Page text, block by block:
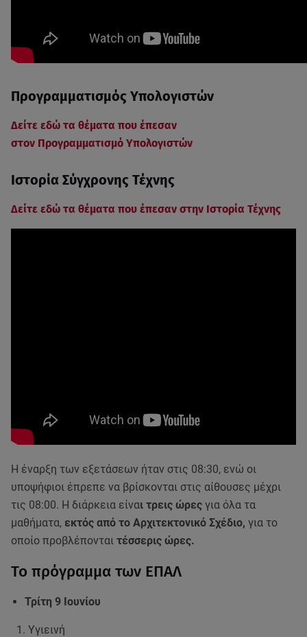
Προγραμματισμός Υπολογιστών
Δείτε εδώ τα θέματα που έπεσαν
στον Προγραμματισμό Υπολογιστών
Ιστορία Σύγχρονης Τέχνης
Δείτε εδώ τα θέματα που έπεσαν στην Ιστορία Τέχνης
Η έναρξη των εξετάσεων ήταν στις 08:30, ενώ οι
υποψήφιοι έπρεπε να βρίσκονται στις αίθουσες μέχρι
τις 08:00. Η διάρκεια είναι τρεις ώρες για όλα τα
μαθήματα, εκτός από το Αρχιτεκτονικό Σχέδιο, για το
οποίο προβλέπονται τέσσερις ώρες.
Το πρόγραμμα των ΕΠΑΛ
Τρίτη 9 Ιουνίου
Υγιεινή